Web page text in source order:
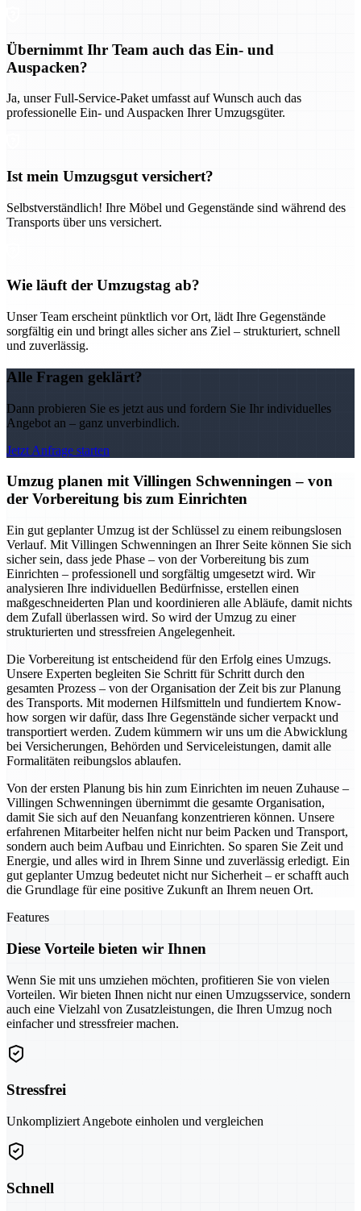
Übernimmt Ihr Team auch das Ein- und
Auspacken?
Ja, unser Full-Service-Paket umfasst auf Wunsch auch das
professionelle Ein- und Auspacken Ihrer Umzugsgüter.
Ist mein Umzugsgut versichert?
Selbstverständlich! Ihre Möbel und Gegenstände sind während des
Transports über uns versichert.
Wie läuft der Umzugstag ab?
Unser Team erscheint pünktlich vor Ort, lädt Ihre Gegenstände
sorgfältig ein und bringt alles sicher ans Ziel – strukturiert, schnell
und zuverlässig.
Alle Fragen geklärt?
Dann probieren Sie es jetzt aus und fordern Sie Ihr individuelles
Angebot an – ganz unverbindlich.
Jetzt Anfrage starten
Umzug planen mit Villingen Schwenningen – von
der Vorbereitung bis zum Einrichten
Ein gut geplanter Umzug ist der Schlüssel zu einem reibungslosen
Verlauf. Mit Villingen Schwenningen an Ihrer Seite können Sie sich
sicher sein, dass jede Phase – von der Vorbereitung bis zum
Einrichten – professionell und sorgfältig umgesetzt wird. Wir
analysieren Ihre individuellen Bedürfnisse, erstellen einen
maßgeschneiderten Plan und koordinieren alle Abläufe, damit nichts
dem Zufall überlassen wird. So wird der Umzug zu einer
strukturierten und stressfreien Angelegenheit.
Die Vorbereitung ist entscheidend für den Erfolg eines Umzugs.
Unsere Experten begleiten Sie Schritt für Schritt durch den
gesamten Prozess – von der Organisation der Zeit bis zur Planung
des Transports. Mit modernen Hilfsmitteln und fundiertem Know-
how sorgen wir dafür, dass Ihre Gegenstände sicher verpackt und
transportiert werden. Zudem kümmern wir uns um die Abwicklung
bei Versicherungen, Behörden und Serviceleistungen, damit alle
Formalitäten reibungslos ablaufen.
Von der ersten Planung bis hin zum Einrichten im neuen Zuhause –
Villingen Schwenningen übernimmt die gesamte Organisation,
damit Sie sich auf den Neuanfang konzentrieren können. Unsere
erfahrenen Mitarbeiter helfen nicht nur beim Packen und Transport,
sondern auch beim Aufbau und Einrichten. So sparen Sie Zeit und
Energie, und alles wird in Ihrem Sinne und zuverlässig erledigt. Ein
gut geplanter Umzug bedeutet nicht nur Sicherheit – er schafft auch
die Grundlage für eine positive Zukunft an Ihrem neuen Ort.
Features
Diese Vorteile bieten wir Ihnen
Wenn Sie mit uns umziehen möchten, profitieren Sie von vielen
Vorteilen. Wir bieten Ihnen nicht nur einen Umzugsservice, sondern
auch eine Vielzahl von Zusatzleistungen, die Ihren Umzug noch
einfacher und stressfreier machen.
Stressfrei
Unkompliziert Angebote einholen und vergleichen
Schnell